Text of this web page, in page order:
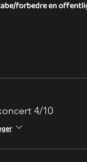
forbedre en
4/10